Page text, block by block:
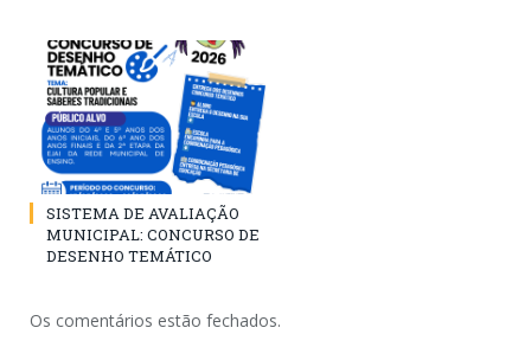
SISTEMA DE AVALIAÇÃO
MUNICIPAL: CONCURSO DE
DESENHO TEMÁTICO
Os comentários estão fechados.